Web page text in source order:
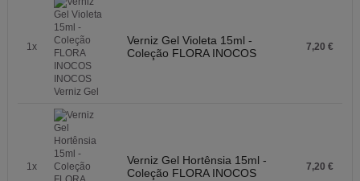
1x
Verniz Gel Violeta 15ml -
Coleção FLORA INOCOS
7,20 €
1x
Verniz Gel Hortênsia 15ml -
Coleção FLORA INOCOS
7,20 €